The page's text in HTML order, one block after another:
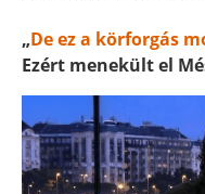
„De ez a körforgás
Ezért menekült el